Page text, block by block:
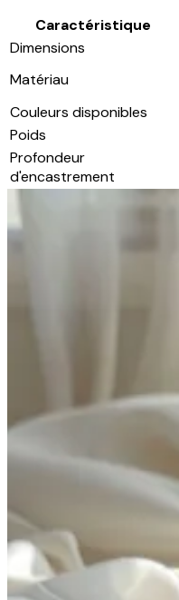
Caractéristique
Dimensions
Matériau
Couleurs disponibles
Poids
Profondeur
d'encastrement